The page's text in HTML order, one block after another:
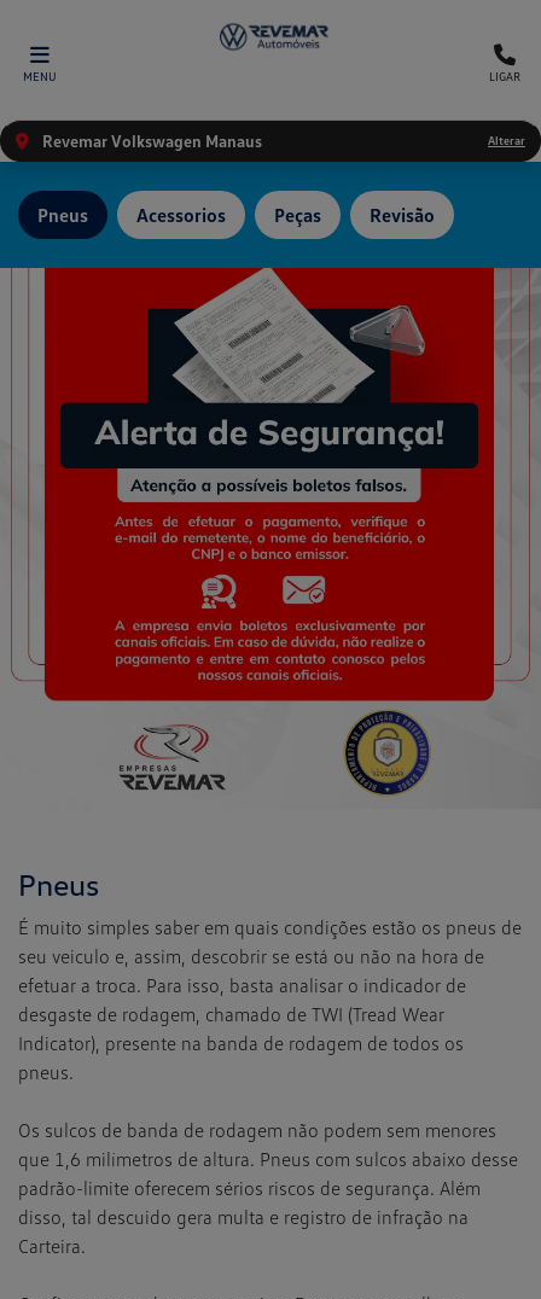
MENU LIGAR
Revemar Volkswagen Manaus Alterar
Acessorios Peças
Pneus Revisão
Pneus
É muito simples saber em quais condições estão os pneus de
seu veiculo e, assim, descobrir se está ou não na hora de
efetuar a troca. Para isso, basta analisar o indicador de
desgaste de rodagem, chamado de TWI (Tread Wear
Indicator), presente na banda de rodagem de todos os
pneus.
Os sulcos de banda de rodagem não podem sem menores
que 1,6 milímetros de altura. Pneus com sulcos abaixo desse
padrão-limite oferecem sérios riscos de segurança. Além
disso, tal descuido gera multa e registro de infração na
Carteira.